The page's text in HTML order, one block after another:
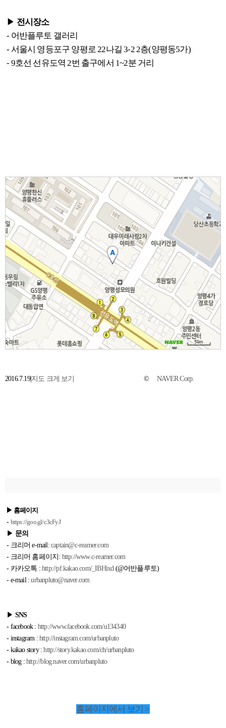
▶ 전시장소
- 어반플루토 갤러리
- 서울시 영등포구 양평로 22나길 3-2 2층(양평동5가)
- 9호선 선유도역 2번 출구에서 1~2분 거리
2016.7.19|지도 크게 보기 © NAVER Corp.
▶ 홈페이지
- https://goo.gl/c3cFyJ
▶ 문의
- 크리머 e-mail:captain@c-reamer.com
- 크리머 홈페이지: http://www.c-reamer.com
- 카카오톡 : http://pf.kakao.com/_IBHixd (@어반플루토)
- e-mail :urbanpluto@naver.com
▶ SNS
- facebook : http://www.facebook.com/u134340
- instagram : http://instagram.com/urbanpluto
- kakao story :http://story.kakao.com/ch/urbanpluto
- blog :http://blog.naver.com/urbanpluto
홈페이지에서 보기 >